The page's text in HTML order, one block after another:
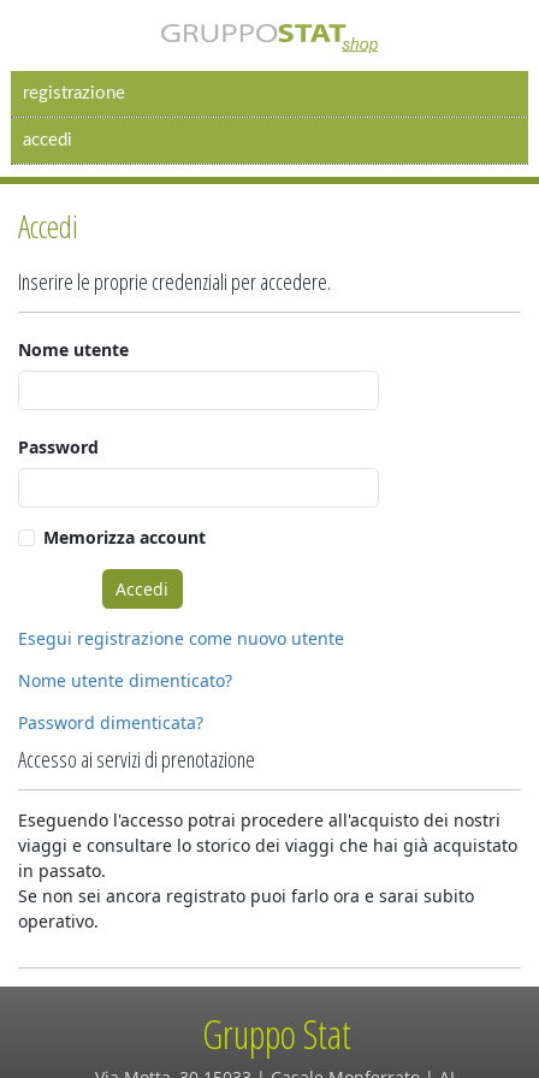
registrazione
accedi
Accedi
Inserire le proprie credenziali per accedere.
Nome utente
Password
Memorizza account
Esegui registrazione come nuovo utente
Nome utente dimenticato?
Password dimenticata?
Accesso ai servizi di prenotazione
Eseguendo l'accesso potrai procedere all'acquisto dei nostri
viaggi e consultare lo storico dei viaggi che hai già acquistato
in passato.
Se non sei ancora registrato puoi farlo ora e sarai subito
operativo.
Gruppo Stat